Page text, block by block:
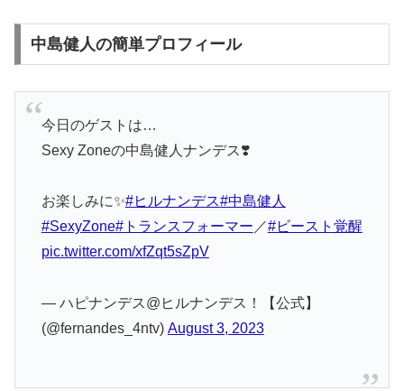
中島健人の簡単プロフィール
今日のゲストは…
Sexy Zoneの中島健人ナンデス❣️
お楽しみに✨#ヒルナンデス#中島健人
#SexyZone#トランスフォーマー ／#ビースト覚醒
pic.twitter.com/xfZqt5sZpV
— ハピナンデス@ヒルナンデス！【公式】
(@fernandes_4ntv) August 3, 2023